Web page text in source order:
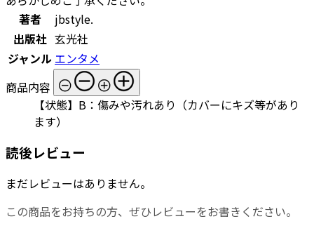
著者
jbstyle.
出版社 玄光社
ジャンル エンタメ
商品内容
【状態】B：傷みや汚れあり（カバーにキズ等があり
ます）
読後レビュー
まだレビューはありません。
この商品をお持ちの方、ぜひレビューをお書きください。